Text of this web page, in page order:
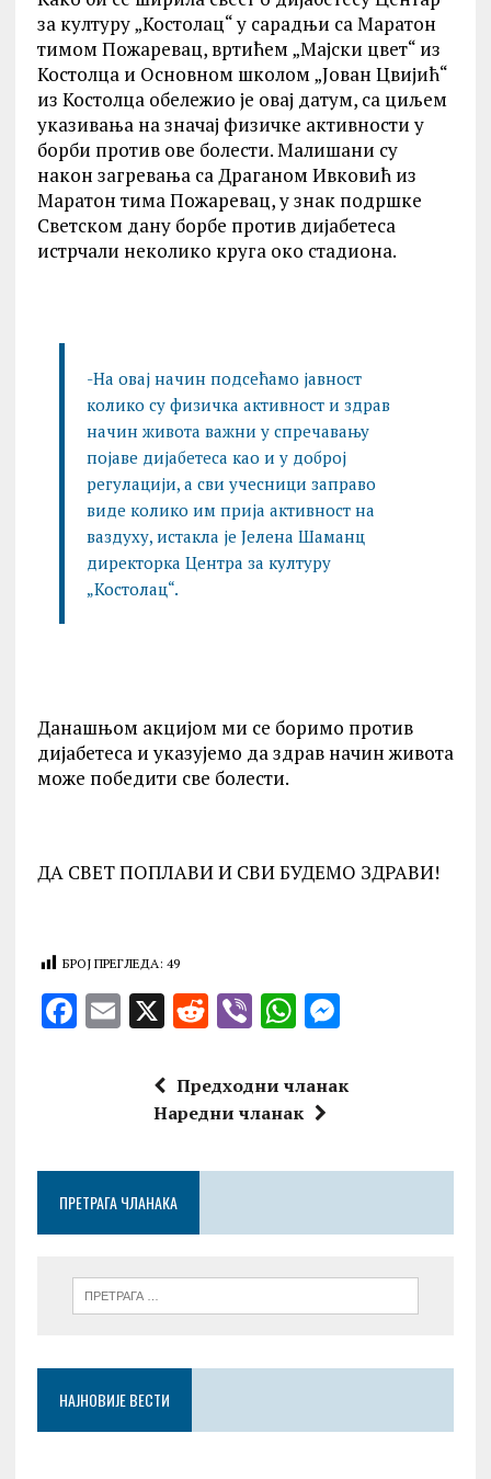
за културу „Костолац“ у сарадњи са Маратон
тимом Пожаревац, вртићем „Мајски цвет“ из
Костолца и Основном школом „Јован Цвијић“
из Костолца обележио је овај датум, са циљем
указивања на значај физичке активности у
борби против ове болести. Малишани су
након загревања са Драганом Ивковић из
Маратон тима Пожаревац, у знак подршке
Светском дану борбе против дијабетеса
истрчали неколико круга око стадиона.
-На овај начин подсећамо јавност
колико су физичка активност и здрав
начин живота важни у спречавању
појаве дијабетеса као и у доброј
регулацији, а сви учесници заправо
виде колико им прија активност на
ваздуху, истакла је Јелена Шаманц
директорка Центра за културу
„Костолац“.
Данашњом акцијом ми се боримо против
дијабетеса и указујемо да здрав начин живота
може победити све болести.
ДА СВЕТ ПОПЛАВИ И СВИ БУДЕМО ЗДРАВИ!
БРОЈ ПРЕГЛЕДА: 49
F
o
k
E X R
d
di
V
er
W
at
s
p
M
se
er
Предходни чланак
Наредни чланак
ПРЕТРАГА ЧЛАНАКА
НАЈНОВИЈЕ ВЕСТИ